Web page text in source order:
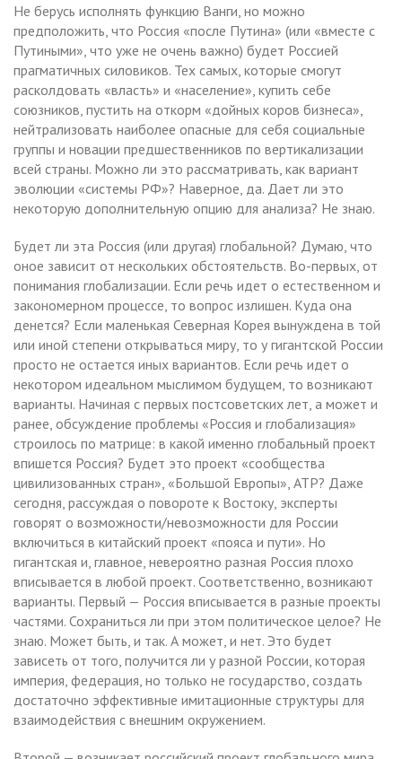
Не берусь исполнять функцию Ванги, но можно
предположить, что Россия «после Путина» (или «вместе с
Путиными», что уже не очень важно) будет Россией
прагматичных силовиков. Тех самых, которые смогут
расколдовать «власть» и «население», купить себе
союзников, пустить на откорм «дойных коров бизнеса»,
нейтрализовать наиболее опасные для себя социальные
группы и новации предшественников по вертикализации
всей страны. Можно ли это рассматривать, как вариант
эволюции «системы РФ»? Наверное, да. Дает ли это
некоторую дополнительную опцию для анализа? Не знаю.
Будет ли эта Россия (или другая) глобальной? Думаю, что
оное зависит от нескольких обстоятельств. Во-первых, от
понимания глобализации. Если речь идет о естественном и
закономерном процессе, то вопрос излишен. Куда она
денется? Если маленькая Северная Корея вынуждена в той
или иной степени открываться миру, то у гигантской России
просто не остается иных вариантов. Если речь идет о
некотором идеальном мыслимом будущем, то возникают
варианты. Начиная с первых постсоветских лет, а может и
ранее, обсуждение проблемы «Россия и глобализация»
строилось по матрице: в какой именно глобальный проект
впишется Россия? Будет это проект «сообщества
цивилизованных стран», «Большой Европы», АТР? Даже
сегодня, рассуждая о повороте к Востоку, эксперты
говорят о возможности/невозможности для России
включиться в китайский проект «пояса и пути». Но
гигантская и, главное, невероятно разная Россия плохо
вписывается в любой проект. Соответственно, возникают
варианты. Первый — Россия вписывается в разные проекты
частями. Сохраниться ли при этом политическое целое? Не
знаю. Может быть, и так. А может, и нет. Это будет
зависеть от того, получится ли у разной России, которая
империя, федерация, но только не государство, создать
достаточно эффективные имитационные структуры для
взаимодействия с внешним окружением.